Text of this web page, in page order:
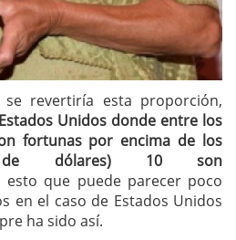
revertiría esta proporción,
Estados Unidos donde entre los
fortunas por encima de los
de dólares) 10 son
esto que puede parecer poco
en el caso de Estados Unidos
ha sido así.